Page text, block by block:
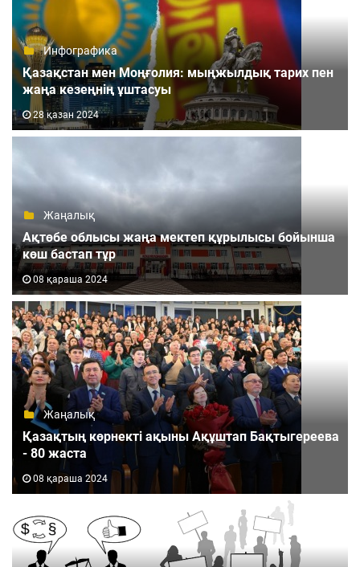
Инфографика
Қазақстан мен Моңғолия: мыңжылдық тарих пен
жаңа кезеңнің ұштасуы
28 қазан 2024
Жаңалық
Ақтөбе облысы жаңа мектеп құрылысы бойынша
көш бастап тұр
08 қараша 2024
Жаңалық
Қазақтың көрнекті ақыны Ақұштап Бақтыгереева
- 80 жаста
08 қараша 2024